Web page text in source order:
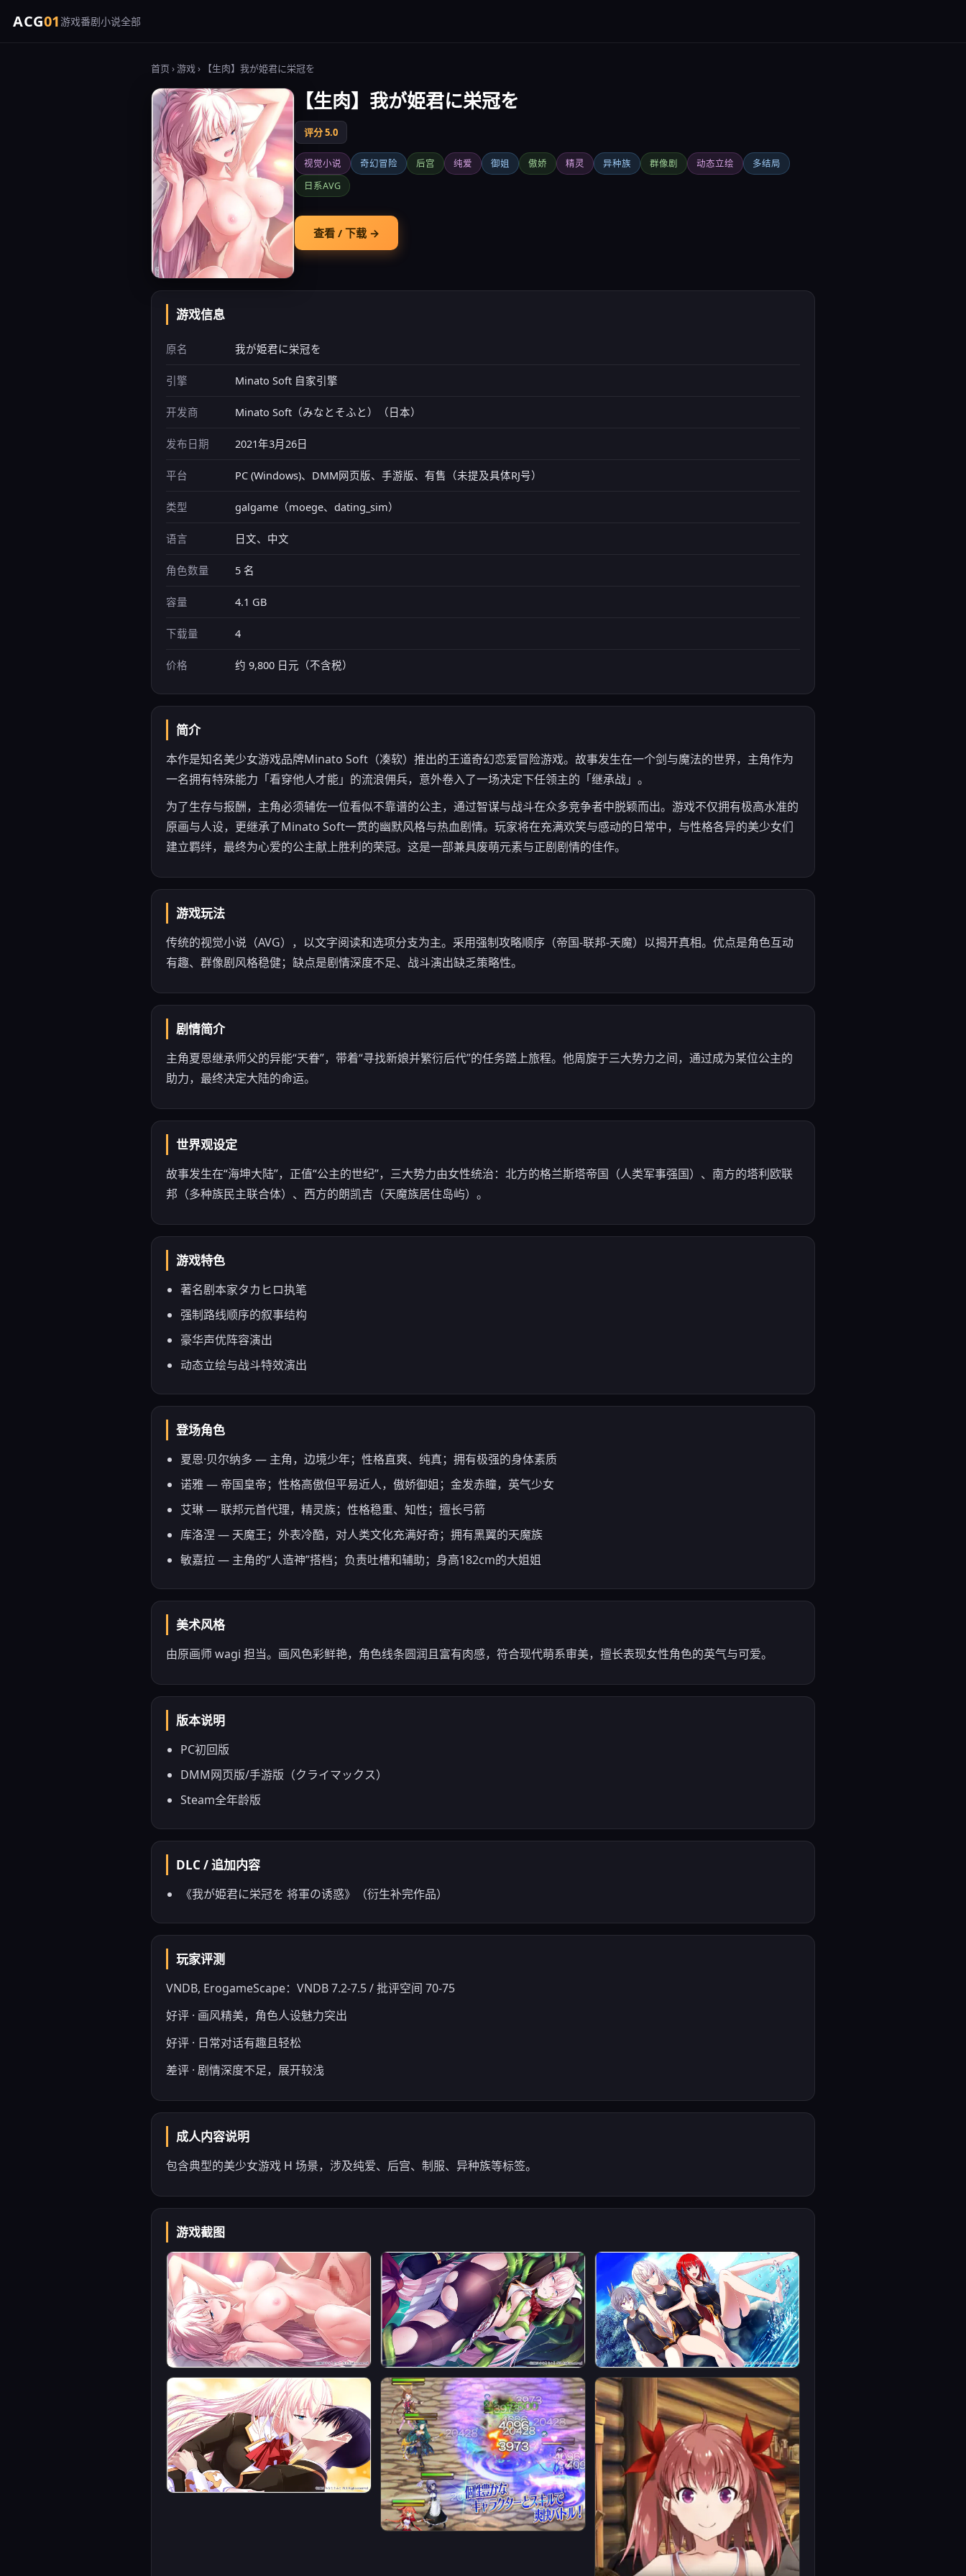
ACG01游戏番剧小说全部
首页 ›游戏› 【生肉】我が姫君に栄冠を
【生肉】我が姫君に栄冠を
评分 5.0
视觉小说 奇幻冒险 后宫 纯爱 御姐 傲娇 精灵 异种族 群像剧 动态立绘
多结局
日系AVG
查看 / 下载 →
游戏信息
原名 我が姫君に栄冠を
引擎 Minato Soft 自家引擎
开发商 Minato Soft（みなとそふと）（日本）
发布日期 2021年3月26日
平台 PC (Windows)、DMM网页版、手游版、有售（未提及具体RJ号）
类型 galgame（moege、dating_sim）
语言 日文、中文
角色数量 5 名
容量 4.1 GB
下载量 4
价格 约 9,800 日元（不含税）
简介
本作是知名美少女游戏品牌Minato Soft（凑软）推出的王道奇幻恋爱冒险游戏。故事发生在一个剑与魔法的世界，主角作为
一名拥有特殊能力「看穿他人才能」的流浪佣兵，意外卷入了一场决定下任领主的「继承战」。
为了生存与报酬，主角必须辅佐一位看似不靠谱的公主，通过智谋与战斗在众多竞争者中脱颖而出。游戏不仅拥有极高水准的
原画与人设，更继承了Minato Soft一贯的幽默风格与热血剧情。玩家将在充满欢笑与感动的日常中，与性格各异的美少女们
建立羁绊，最终为心爱的公主献上胜利的荣冠。这是一部兼具废萌元素与正剧剧情的佳作。
游戏玩法
传统的视觉小说（AVG），以文字阅读和选项分支为主。采用强制攻略顺序（帝国-联邦-天魔）以揭开真相。优点是角色互动
有趣、群像剧风格稳健；缺点是剧情深度不足、战斗演出缺乏策略性。
剧情简介
主角夏恩继承师父的异能“天眷”，带着“寻找新娘并繁衍后代”的任务踏上旅程。他周旋于三大势力之间，通过成为某位公主的
助力，最终决定大陆的命运。
世界观设定
故事发生在“海坤大陆”，正值“公主的世纪”，三大势力由女性统治：北方的格兰斯塔帝国（人类军事强国）、南方的塔利欧联
邦（多种族民主联合体）、西方的朗凯吉（天魔族居住岛屿）。
游戏特色
著名剧本家タカヒロ执笔
强制路线顺序的叙事结构
豪华声优阵容演出
动态立绘与战斗特效演出
登场角色
夏恩·贝尔纳多 — 主角，边境少年；性格直爽、纯真；拥有极强的身体素质
诺雅 — 帝国皇帝；性格高傲但平易近人，傲娇御姐；金发赤瞳，英气少女
艾琳 — 联邦元首代理，精灵族；性格稳重、知性；擅长弓箭
库洛涅 — 天魔王；外表冷酷，对人类文化充满好奇；拥有黑翼的天魔族
敏嘉拉 — 主角的“人造神”搭档；负责吐槽和辅助；身高182cm的大姐姐
美术风格
由原画师 wagi 担当。画风色彩鲜艳，角色线条圆润且富有肉感，符合现代萌系审美，擅长表现女性角色的英气与可爱。
版本说明
PC初回版
DMM网页版/手游版（クライマックス）
Steam全年龄版
DLC / 追加内容
《我が姫君に栄冠を 将軍の诱惑》（衍生补完作品）
玩家评测
VNDB, ErogameScape：VNDB 7.2-7.5 / 批评空间 70-75
好评 · 画风精美，角色人设魅力突出
好评 · 日常对话有趣且轻松
差评 · 剧情深度不足，展开较浅
成人内容说明
包含典型的美少女游戏 H 场景，涉及纯爱、后宫、制服、异种族等标签。
游戏截图